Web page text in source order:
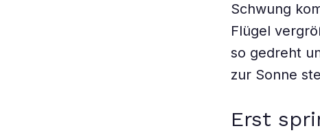
Schwung
Flügel
so gedreht
zur Sonne
Erst